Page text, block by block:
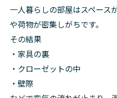
一人暮らしの部屋はスペース
や荷物が密集しがちです。
その結果
・家具の裏
・クローゼットの中
・壁際